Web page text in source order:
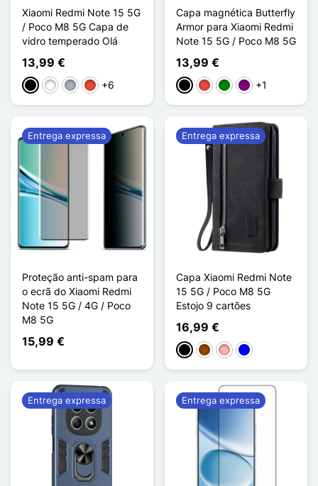
Xiaomi Redmi Note 15 5G
/ Poco M8 5G Capa de
vidro temperado Olá
13,99 €
PretoBrancoCinzento
Vermelho
+6
Capa magnética Butterfly
Armor para Xiaomi Redmi
Note 15 5G / Poco M8 5G
13,99 €
PretoVermelho
VerdePúrpura
+1
Proteção anti-spam para
o ecrã do Xiaomi Redmi
Note 15 5G / 4G / Poco
M8 5G
15,99 €
Entrega expressa
Capa Xiaomi Redmi Note
15 5G / Poco M8 5G
Estojo 9 cartões
16,99 €
PretoCastanho
Ouro rosa
Azul
Entrega expressa
Entrega expressa Entrega expressa